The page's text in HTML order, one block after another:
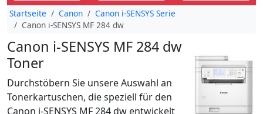
Startseite Canon
Canon i-SENSYS Serie
Canon i-SENSYS MF 284 dw
Canon i-SENSYS MF 284 dw
Toner
Durchstöbern Sie unsere Auswahl an
Tonerkartuschen, die speziell für den
Canon i-SENSYS MF 284 dw entwickelt